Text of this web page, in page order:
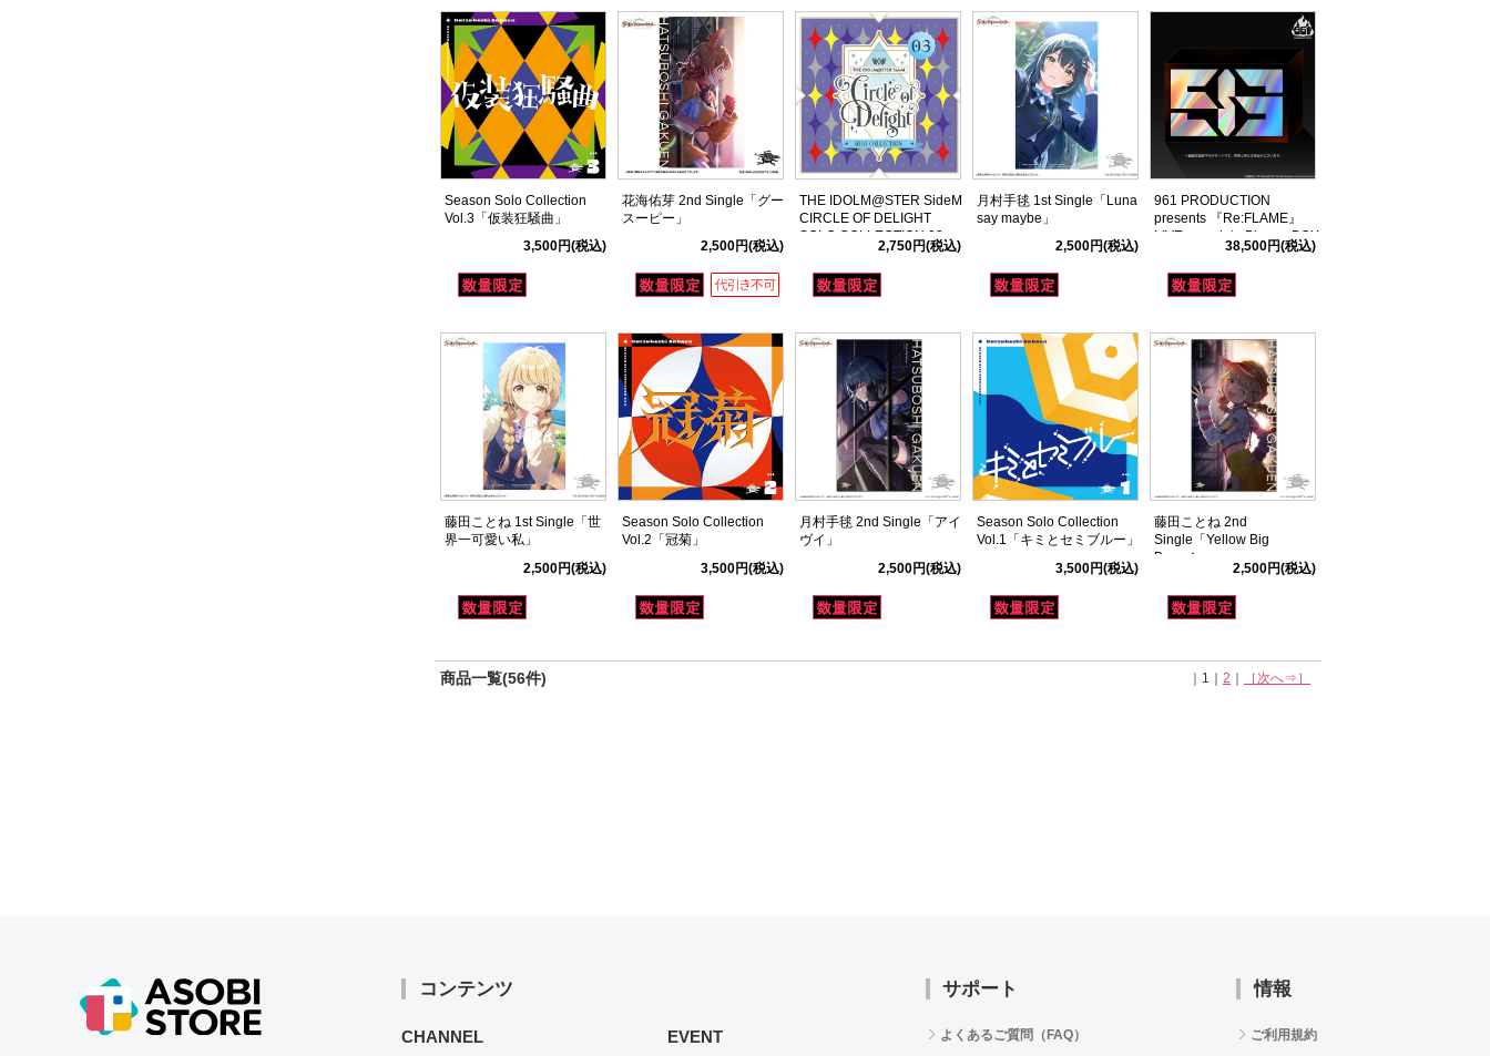
Season Solo Collection
Vol.3「仮装狂騒曲」
3,500円(税込)
花海佑芽 2nd Single「グー
スーピー」
2,500円(税込)
THE IDOLM@STER SideM
CIRCLE OF DELIGHT
SOLO COLLECTION 03
2,750円(税込)
月村手毬 1st Single「Luna
say maybe」
2,500円(税込)
961 PRODUCTION
presents 『Re:FLAME』
LIVE complete Blu-ray BOX
38,500円(税込)
藤田ことね 1st Single「世
界一可愛い私」
2,500円(税込)
Season Solo Collection
Vol.2「冠菊」
3,500円(税込)
月村手毬 2nd Single「アイ
ヴイ」
2,500円(税込)
Season Solo Collection
Vol.1「キミとセミブルー」
3,500円(税込)
藤田ことね 2nd
Single「Yellow Big
Bang！」
2,500円(税込)
商品一覧(56件) ｜1｜ 2 ｜ ［次へ⇒］
コンテンツ
CHANNEL EVENT
サポート
よくあるご質問（FAQ）
情報
ご利用規約